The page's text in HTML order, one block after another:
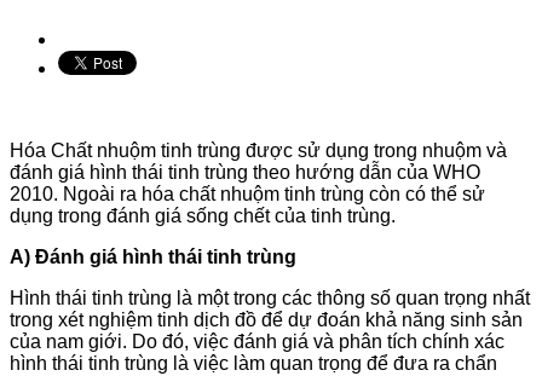
Hóa Chất nhuộm tinh trùng được sử dụng trong nhuộm và
đánh giá hình thái tinh trùng theo hướng dẫn của WHO
2010. Ngoài ra hóa chất nhuộm tinh trùng còn có thể sử
dụng trong đánh giá sống chết của tinh trùng.
A) Đánh giá hình thái tinh trùng
Hình thái tinh trùng là một trong các thông số quan trọng nhất
trong xét nghiệm tinh dịch đồ để dự đoán khả năng sinh sản
của nam giới. Do đó, việc đánh giá và phân tích chính xác
hình thái tinh trùng là việc làm quan trọng để đưa ra chẩn